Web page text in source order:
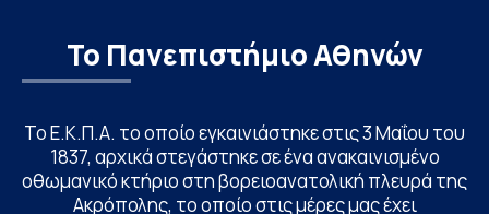
Το Πανεπιστήμιο Αθηνών
Το Ε.Κ.Π.Α. το οποίο εγκαινιάστηκε στις 3 Μαΐου του
1837, αρχικά στεγάστηκε σε ένα ανακαινισμένο
οθωμανικό κτήριο στη βορειοανατολική πλευρά της
Ακρόπολης, το οποίο στις μέρες μας έχει